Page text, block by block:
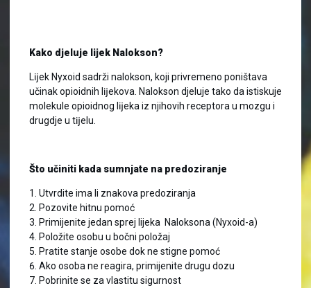
Kako djeluje lijek Nalokson?
Lĳek Nyxoid sadrži nalokson, koji privremeno poništava
učinak opioidnih lĳekova. Nalokson djeluje tako da istiskuje
molekule opioidnog lĳeka iz njihovih receptora u mozgu i
drugdje u tĳelu.
Što učiniti kada sumnjate na predoziranje
Utvrdite ima li znakova predoziranja
Pozovite hitnu pomoć
Primijenite jedan sprej lijeka Naloksona (Nyxoid-a)
Položite osobu u bočni položaj
Pratite stanje osobe dok ne stigne pomoć
Ako osoba ne reagira, primijenite drugu dozu
Pobrinite se za vlastitu sigurnost